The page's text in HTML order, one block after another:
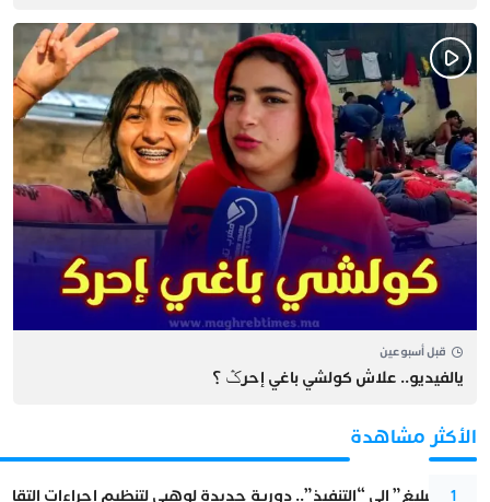
قبل أسبوعين
يالفيديو.. علاش كولشي باغي إحرݣ ؟
الأكثر مشاهدة
1
من “التبليغ” إلى “التنفيذ”.. دورية جديدة لوهبي لتنظيم إجراءات